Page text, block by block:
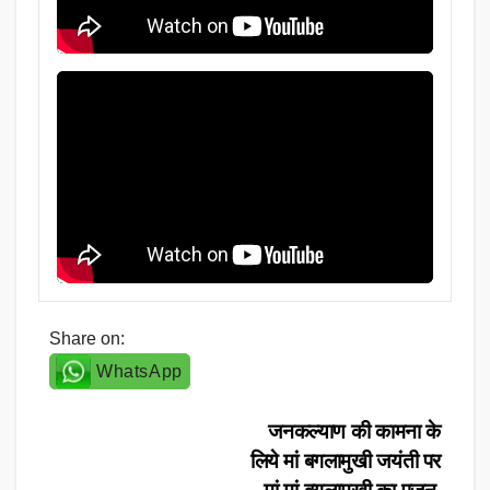
Share on:
WhatsApp
जनकल्याण की कामना के
लिये मां बगलामुखी जयंती पर